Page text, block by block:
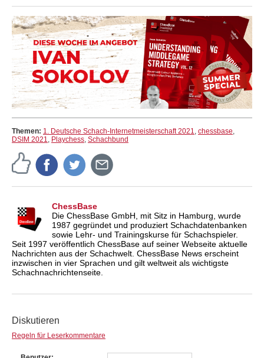
Themen: 1. Deutsche Schach-Internetmeisterschaft 2021, chessbase,
DSIM 2021, Playchess, Schachbund
ChessBase
Die ChessBase GmbH, mit Sitz in Hamburg, wurde
1987 gegründet und produziert Schachdatenbanken
sowie Lehr- und Trainingskurse für Schachspieler.
Seit 1997 veröffentlich ChessBase auf seiner Webseite aktuelle
Nachrichten aus der Schachwelt. ChessBase News erscheint
inzwischen in vier Sprachen und gilt weltweit als wichtigste
Schachnachrichtenseite.
Diskutieren
Regeln für Leserkommentare